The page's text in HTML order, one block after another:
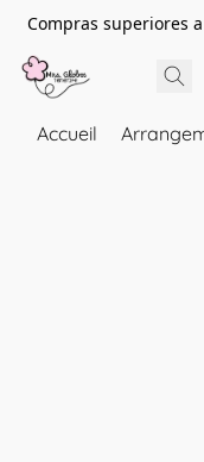
Compras superiores a
Accueil